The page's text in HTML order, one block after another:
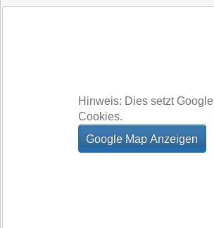
Hinweis: Dies setzt Google
Cookies.